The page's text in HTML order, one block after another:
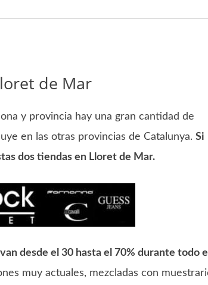
de Mar
y provincia hay una gran cantidad de
en las otras provincias de Catalunya. Si
dos tiendas en Lloret de Mar.
desde el 30 hasta el 70% durante todo
muy actuales, mezcladas con